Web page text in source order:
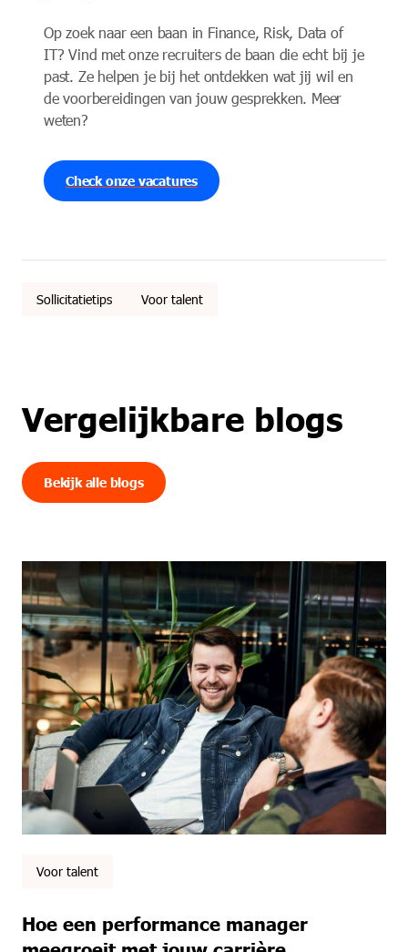
Op zoek naar een baan in Finance, Risk, Data of
IT? Vind met onze recruiters de baan die echt bij je
past. Ze helpen je bij het ontdekken wat jij wil en
de voorbereidingen van jouw gesprekken. Meer
weten?
Check onze vacatures
Sollicitatietips Voor talent
Vergelijkbare blogs
Bekijk alle blogs
Voor talent
Hoe een performance manager